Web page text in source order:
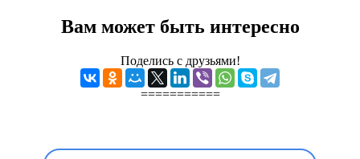
Вам может быть интересно
Поделись с друзьями!
===========